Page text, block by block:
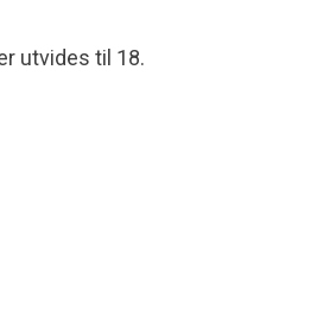
utvides til 18.